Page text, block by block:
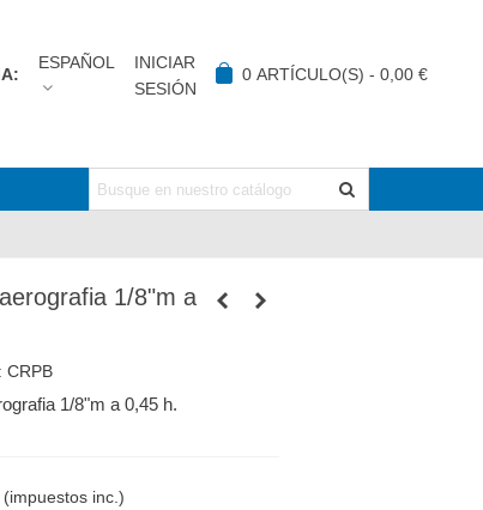
ESPAÑOL
INICIAR
SESIÓN
0 ARTÍCULO(S) - 0,00 €
1/8"m a
CRPB
1/8"m a 0,45 h.
(impuestos inc.)